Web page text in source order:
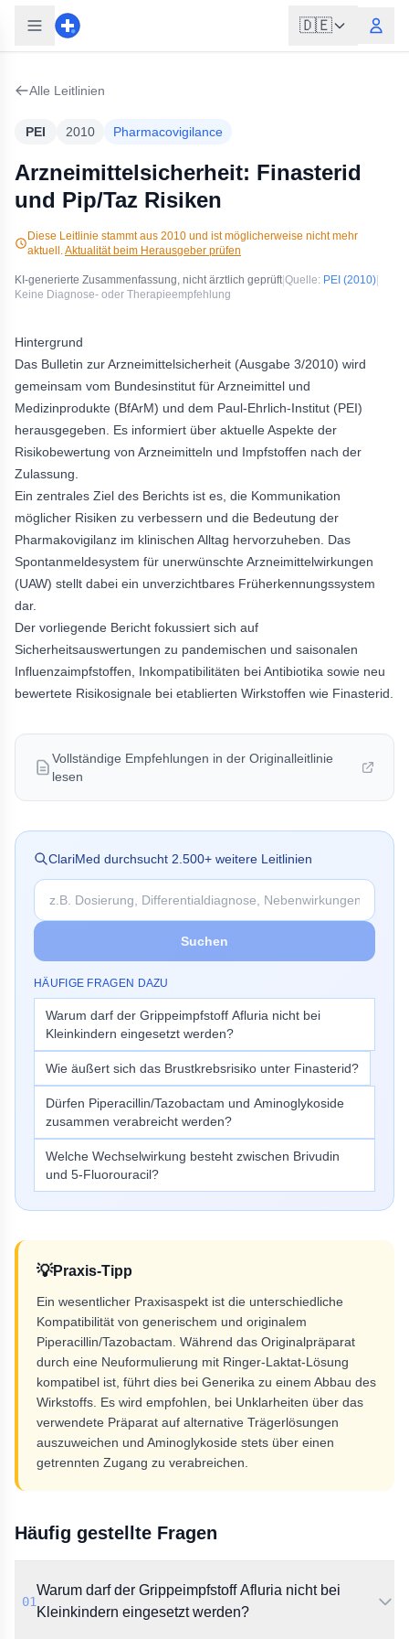
🇩🇪
Alle Leitlinien
PEI 2010 Pharmacovigilance
Arzneimittelsicherheit: Finasterid
und Pip/Taz Risiken
Diese Leitlinie stammt aus 2010 und ist möglicherweise nicht mehr
aktuell.Aktualität beim Herausgeber prüfen
KI-generierte Zusammenfassung, nicht ärztlich geprüft|Quelle: PEI (2010)
Keine Diagnose- oder Therapieempfehlung
Hintergrund
Das Bulletin zur Arzneimittelsicherheit (Ausgabe 3/2010) wird
gemeinsam vom Bundesinstitut für Arzneimittel und
Medizinprodukte (BfArM) und dem Paul-Ehrlich-Institut (PEI)
herausgegeben. Es informiert über aktuelle Aspekte der
Risikobewertung von Arzneimitteln und Impfstoffen nach der
Zulassung.
Ein zentrales Ziel des Berichts ist es, die Kommunikation
möglicher Risiken zu verbessern und die Bedeutung der
Pharmakovigilanz im klinischen Alltag hervorzuheben. Das
Spontanmeldesystem für unerwünschte Arzneimittelwirkungen
(UAW) stellt dabei ein unverzichtbares Früherkennungssystem
dar.
Der vorliegende Bericht fokussiert sich auf
Sicherheitsauswertungen zu pandemischen und saisonalen
Influenzaimpfstoffen, Inkompatibilitäten bei Antibiotika sowie neu
bewertete Risikosignale bei etablierten Wirkstoffen wie Finasterid.
Vollständige Empfehlungen in der Originalleitlinie
lesen
ClariMed durchsucht 2.500+ weitere Leitlinien
Suchen
HÄUFIGE FRAGEN DAZU
Warum darf der Grippeimpfstoff Afluria nicht bei
Kleinkindern eingesetzt werden?
Wie äußert sich das Brustkrebsrisiko unter Finasterid?
Dürfen Piperacillin/Tazobactam und Aminoglykoside
zusammen verabreicht werden?
Welche Wechselwirkung besteht zwischen Brivudin
und 5-Fluorouracil?
💡Praxis-Tipp
Ein wesentlicher Praxisaspekt ist die unterschiedliche
Kompatibilität von generischem und originalem
Piperacillin/Tazobactam. Während das Originalpräparat
durch eine Neuformulierung mit Ringer-Laktat-Lösung
kompatibel ist, führt dies bei Generika zu einem Abbau des
Wirkstoffs. Es wird empfohlen, bei Unklarheiten über das
verwendete Präparat auf alternative Trägerlösungen
auszuweichen und Aminoglykoside stets über einen
getrennten Zugang zu verabreichen.
Häufig gestellte Fragen
01
Warum darf der Grippeimpfstoff Afluria nicht bei
Kleinkindern eingesetzt werden?